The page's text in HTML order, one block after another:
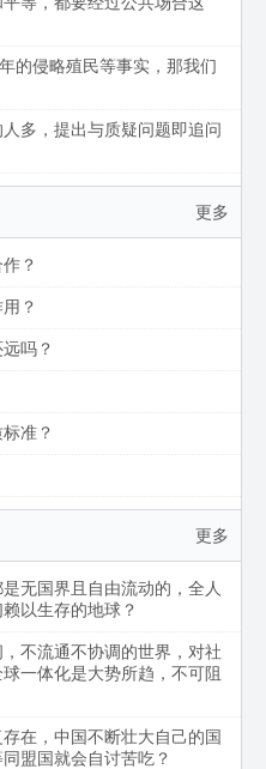
的侵略殖民等事实，那我们
多，提出与质疑问题即追问
更多
？
？
吗？
准？
更多
无国界且自由流动的，全人
以生存的地球？
不流通不协调的世界，对社
一体化是大势所趋，不可阻
在，中国不断壮大自己的国
盟国就会自讨苦吃？